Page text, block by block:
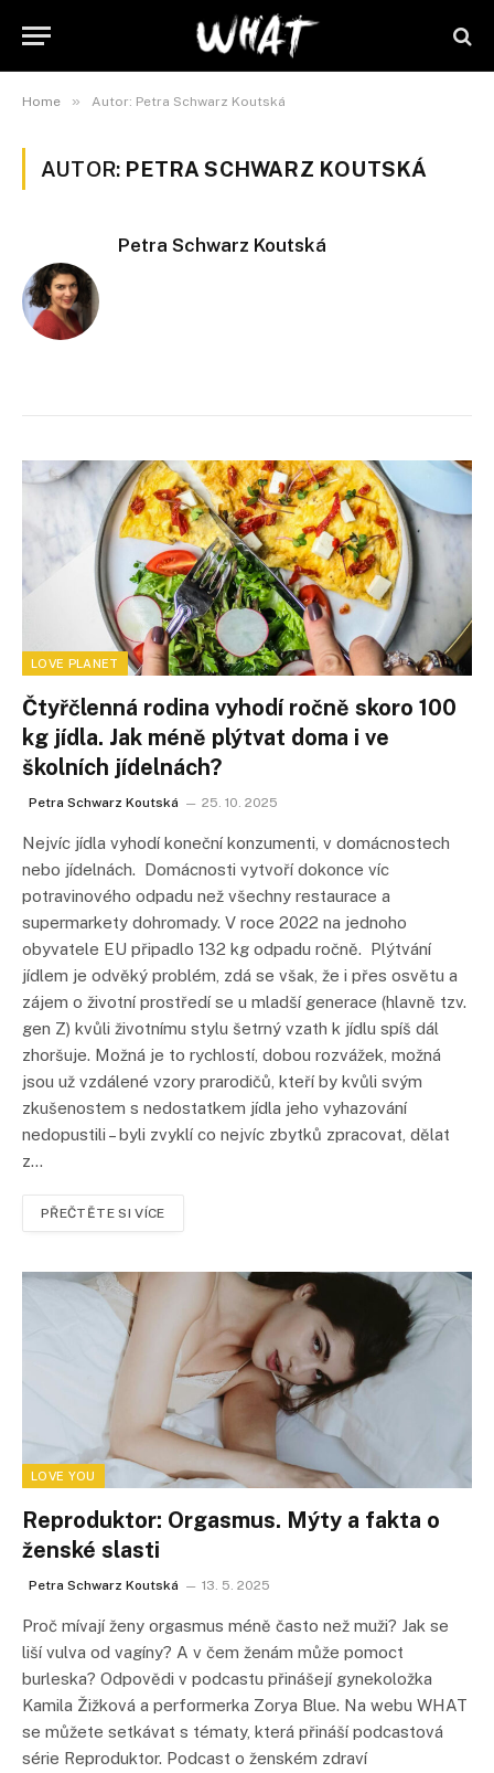
Home » Autor: Petra Schwarz Koutská
AUTOR: PETRA SCHWARZ KOUTSKÁ
Petra Schwarz Koutská
LOVE PLANET
Čtyřčlenná rodina vyhodí ročně skoro 100
kg jídla. Jak méně plýtvat doma i ve
školních jídelnách?
Petra Schwarz Koutská 25. 10. 2025
Nejvíc jídla vyhodí koneční konzumenti, v domácnostech
nebo jídelnách. Domácnosti vytvoří dokonce víc
potravinového odpadu než všechny restaurace a
supermarkety dohromady. V roce 2022 na jednoho
obyvatele EU připadlo 132 kg odpadu ročně. Plýtvání
jídlem je odvěký problém, zdá se však, že i přes osvětu a
zájem o životní prostředí se u mladší generace (hlavně tzv.
gen Z) kvůli životnímu stylu šetrný vzath k jídlu spíš dál
zhoršuje. Možná je to rychlostí, dobou rozvážek, možná
jsou už vzdálené vzory prarodičů, kteří by kvůli svým
zkušenostem s nedostatkem jídla jeho vyhazování
nedopustili – byli zvyklí co nejvíc zbytků zpracovat, dělat
z…
PŘEČTĚTE SI VÍCE
LOVE YOU
Reproduktor: Orgasmus. Mýty a fakta o
ženské slasti
Petra Schwarz Koutská 13. 5. 2025
Proč mívají ženy orgasmus méně často než muži? Jak se
liší vulva od vagíny? A v čem ženám může pomoct
burleska? Odpovědi v podcastu přinášejí gynekoložka
Kamila Žižková a performerka Zorya Blue. Na webu WHAT
se můžete setkávat s tématy, která přináší podcastová
série Reproduktor. Podcast o ženském zdraví